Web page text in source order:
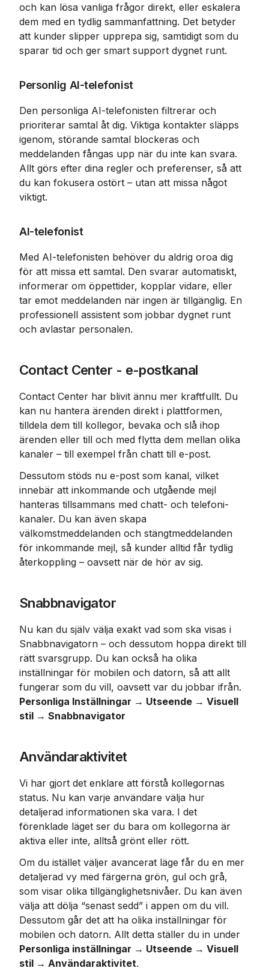
och kan lösa vanliga frågor direkt, eller eskalera
dem med en tydlig sammanfattning. Det betyder
att kunder slipper upprepa sig, samtidigt som du
sparar tid och ger smart support dygnet runt.
Personlig AI-telefonist
Den personliga AI-telefonisten filtrerar och
prioriterar samtal åt dig. Viktiga kontakter släpps
igenom, störande samtal blockeras och
meddelanden fångas upp när du inte kan svara.
Allt görs efter dina regler och preferenser, så att
du kan fokusera ostört – utan att missa något
viktigt.
AI-telefonist
Med AI-telefonisten behöver du aldrig oroa dig
för att missa ett samtal. Den svarar automatiskt,
informerar om öppettider, kopplar vidare, eller
tar emot meddelanden när ingen är tillgänglig. En
professionell assistent som jobbar dygnet runt
och avlastar personalen.
Contact Center - e-postkanal
Contact Center har blivit ännu mer kraftfullt. Du
kan nu hantera ärenden direkt i plattformen,
tilldela dem till kollegor, bevaka och slå ihop
ärenden eller till och med flytta dem mellan olika
kanaler – till exempel från chatt till e-post.
Dessutom stöds nu e-post som kanal, vilket
innebär att inkommande och utgående mejl
hanteras tillsammans med chatt- och telefoni-
kanaler. Du kan även skapa
välkomstmeddelanden och stängtmeddelanden
för inkommande mejl, så kunder alltid får tydlig
återkoppling – oavsett när de hör av sig.
Snabbnavigator
Nu kan du själv välja exakt vad som ska visas i
Snabbnavigatorn – och dessutom hoppa direkt till
rätt svarsgrupp. Du kan också ha olika
inställningar för mobilen och datorn, så att allt
fungerar som du vill, oavsett var du jobbar ifrån.
Personliga Inställningar → Utseende → Visuell
stil → Snabbnavigator
Användaraktivitet
Vi har gjort det enklare att förstå kollegornas
status. Nu kan varje användare välja hur
detaljerad informationen ska vara. I det
förenklade läget ser du bara om kollegorna är
aktiva eller inte, alltså grönt eller rött.
Om du istället väljer avancerat läge får du en mer
detaljerad vy med färgerna grön, gul och grå,
som visar olika tillgänglighetsnivåer. Du kan även
välja att dölja “senast sedd” i appen om du vill.
Dessutom går det att ha olika inställningar för
mobilen och datorn. Allt detta ställer du in under
Personliga inställningar → Utseende → Visuell
stil → Användaraktivitet.